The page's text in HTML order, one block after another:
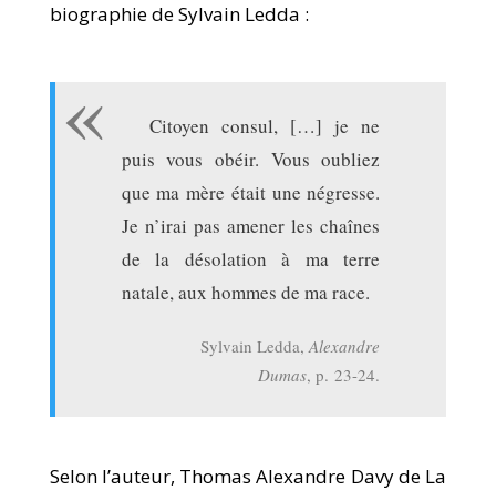
biographie de Sylvain Ledda :
Citoyen consul, […] je ne
puis vous obéir. Vous oubliez
que ma mère était une négresse.
Je n’irai pas amener les chaînes
de la désolation à ma terre
natale, aux hommes de ma race.
Sylvain Ledda,Alexandre
Dumas, p. 23-24.
Selon l’auteur, Thomas Alexandre Davy de La